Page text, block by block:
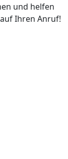
und helfen
Ihren Anruf!